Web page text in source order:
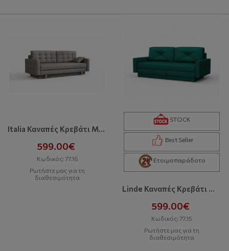
Italia Καναπές Κρεβάτι Με Αποθηκευτικό Χώρο
599.00€
Κωδικός: 77.16
Ρωτήστε μας για τη
διαθεσιμότητα
STOCK
Best Seller
Ετοιμοπαράδοτο
Linde Καναπές Κρεβάτι Με Αποθηκευτικό Χώρο
599.00€
Κωδικός: 77.15
Ρωτήστε μας για τη
διαθεσιμότητα